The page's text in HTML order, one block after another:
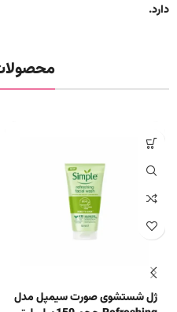
دارد.
ژل شستشوی صورت سیمپل مدل